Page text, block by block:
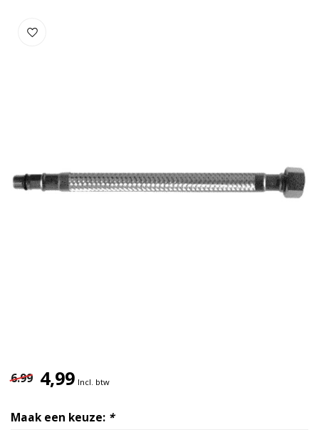
6.99 4,99 Incl. btw
Maak een keuze: *